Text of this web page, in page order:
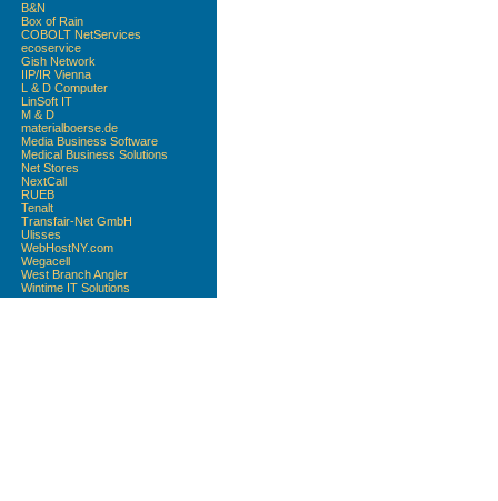
B&N
Box of Rain
COBOLT NetServices
ecoservice
Gish Network
IIP/IR Vienna
L & D Computer
LinSoft IT
M & D
materialboerse.de
Media Business Software
Medical Business Solutions
Net Stores
NextCall
RUEB
Tenalt
Transfair-Net GmbH
Ulisses
WebHostNY.com
Wegacell
West Branch Angler
Wintime IT Solutions